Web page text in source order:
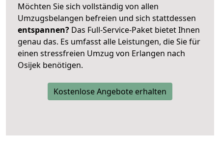
Möchten Sie sich vollständig von allen
Umzugsbelangen befreien und sich stattdessen
entspannen? Das Full-Service-Paket bietet Ihnen
genau das. Es umfasst alle Leistungen, die Sie für
einen stressfreien Umzug von Erlangen nach
Osijek benötigen.
Kostenlose Angebote erhalten